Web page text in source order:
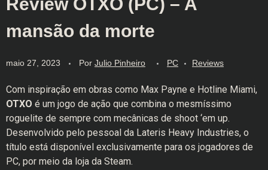
mansão da morte
maio 27, 2023 Por Julio Pinheiro PC Reviews
Com inspiração em obras como Max Payne e Hotline Miami,
OTXO é um jogo de ação que combina o mesmíssimo
roguelite de sempre com mecânicas de shoot ‘em up.
Desenvolvido pelo pessoal da Lateris Heavy Industries, o
título está disponível exclusivamente para os jogadores de
PC, por meio da loja da Steam.